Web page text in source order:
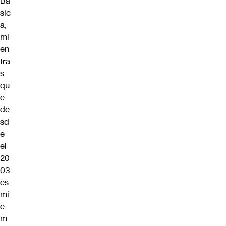
sic
a,
mi
en
tra
s
qu
e
de
sd
e
el
20
03
es
mi
e
m